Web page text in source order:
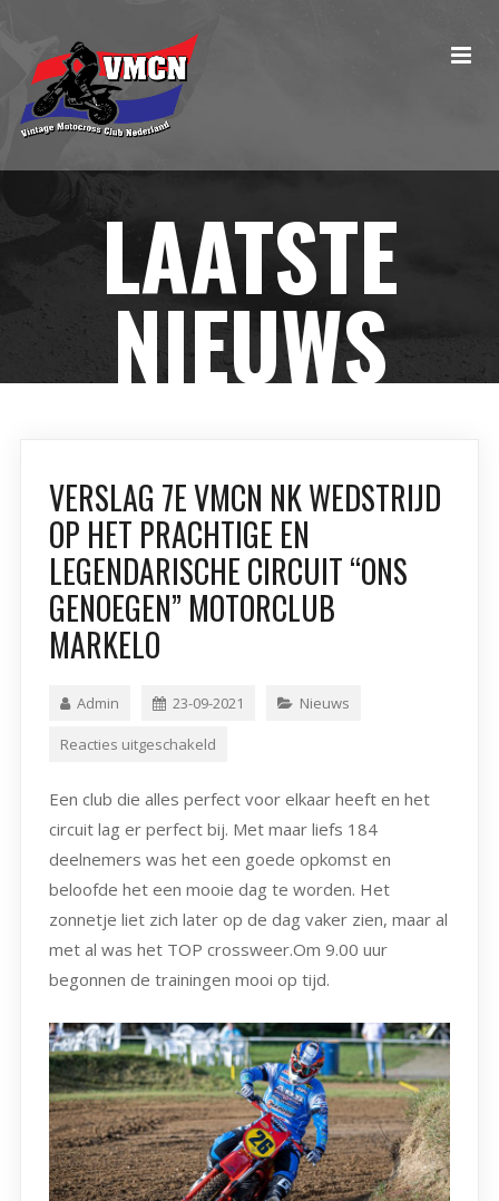
LAATSTE
NIEUWS
VERSLAG 7E VMCN NK WEDSTRIJD
OP HET PRACHTIGE EN
LEGENDARISCHE CIRCUIT “ONS
GENOEGEN” MOTORCLUB
MARKELO
Admin 23-09-2021 Nieuws
Reacties uitgeschakeld
Een club die alles perfect voor elkaar heeft en het
circuit lag er perfect bij. Met maar liefs 184
deelnemers was het een goede opkomst en
beloofde het een mooie dag te worden. Het
zonnetje liet zich later op de dag vaker zien, maar al
met al was het TOP crossweer.Om 9.00 uur
begonnen de trainingen mooi op tijd.